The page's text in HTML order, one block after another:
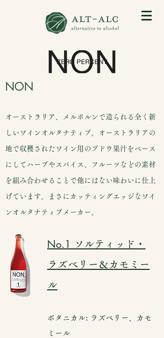
NON
オーストラリア、メルボルンで造られる全く新
しいワインオルタナティブ。オーストラリアの
地で収穫されたワイン用のブドウ果汁をベース
にしてハーブやスパイス、フルーツなどの素材
を組み合わせることで他にはない味わいに仕上
げています。まさにカッティングエッジなワイ
ンオルタナティブメーカー。
No.1
ソルティッド・
ラズベリー＆カモミー
ル
ボタニカル: ラズベリー、カモ
ミール